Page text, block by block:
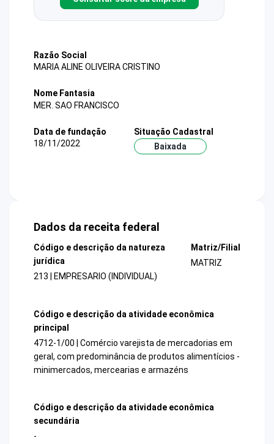
Razão Social
MARIA ALINE OLIVEIRA CRISTINO
Nome Fantasia
MER. SAO FRANCISCO
Data de fundação
18/11/2022
Situação Cadastral
Baixada
Dados da receita federal
Código e descrição da natureza
jurídica
213 | EMPRESARIO (INDIVIDUAL)
Matriz/Filial
MATRIZ
Código e descrição da atividade econômica
principal
4712-1/00 | Comércio varejista de mercadorias em
geral, com predominância de produtos alimentícios -
minimercados, mercearias e armazéns
Código e descrição da atividade econômica
secundária
-